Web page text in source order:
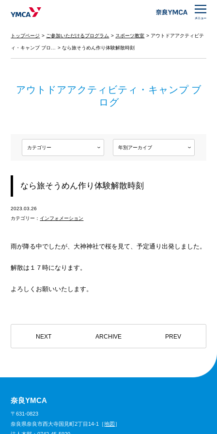
トップページ ご参加いただけるプログラム スポーツ教室 アウトドアアクティビテ
ィ・キャンプ ブロ… なら旅そうめん作り体験解散時刻
アウトドアアクティビティ・キャンプ ブ
ログ
なら旅そうめん作り体験解散時刻
2023.03.26
カテゴリー： インフォメーション
雨が降る中でしたが、大神神社で桜を見て、予定通り出発しました。
解散は１７時になります。
よろしくお願いいたします。
NEXT ARCHIVE PREV
奈良YMCA
〒631-0823
奈良県奈良市西大寺国見町2丁目14-1［地図］